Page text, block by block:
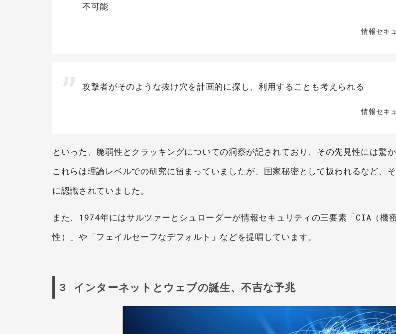
不可能
情報セキ
攻撃者がそのような抜け穴を計画的に探し、利用することも考えられる
情報セキ
といった、脆弱性とクラッキングについての洞察が記されており、その先見性には驚か
これらは理論レベルでの研究に留まっていましたが、国家秘密として扱われるなど、
に認識されていました。
また、1974年にはサルツァーとシュローダーが情報セキュリティの三要素「CIA（機
性）」や「フェイルセーフなデフォルト」などを提唱しています。
3 インターネットとウェブの誕生、不吉な予兆